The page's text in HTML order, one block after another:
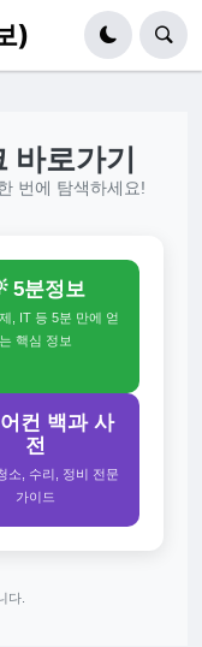
)
바로가기
번에 탐색하세요!
5분정보
, IT 등 5분 만에 얻
는 핵심 정보
컨 백과 사
전
소, 수리, 정비 전문
가이드
다.